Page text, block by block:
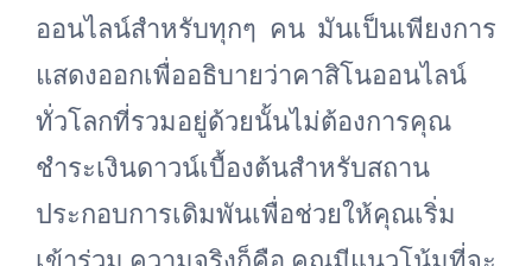
ออนไลน์สำหรับทุกๆ คน มันเป็นเพียงการ
แสดงออกเพื่ออธิบายว่าคาสิโนออนไลน์
ทั่วโลกที่รวมอยู่ด้วยนั้นไม่ต้องการคุณ
ชำระเงินดาวน์เบื้องต้นสำหรับสถาน
ประกอบการเดิมพันเพื่อช่วยให้คุณเริ่ม
เข้าร่วม ความจริงก็คือ คุณมีแนวโน้มที่จะ